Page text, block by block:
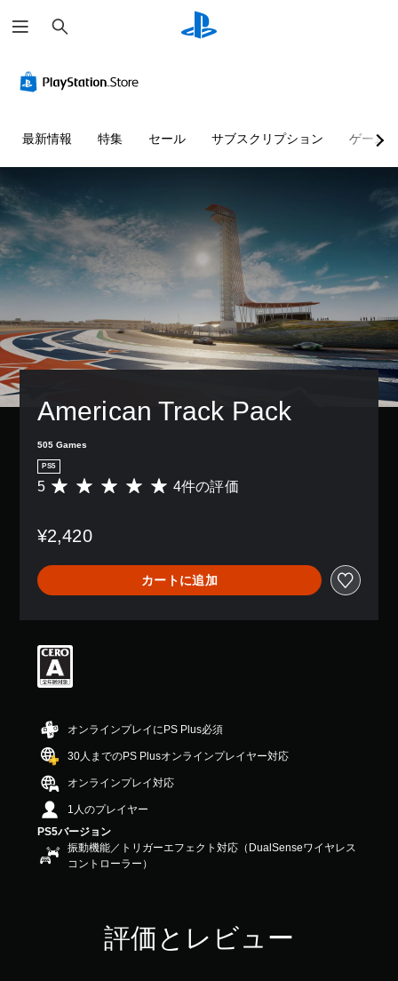
索
最新情報 特集 セール サブスクリプション ゲーム
American Track Pack
505 Games
PS5
評
は
、
平
均
は
段
の
で
す
5 4件の評価
¥2,420
カートに追加
オンラインプレイにPS Plus必須
30人までのPS Plusオンラインプレイヤー対応
オンラインプレイ対応
1人のプレイヤー
PS5バージョン
振動機能／トリガーエフェクト対応（DualSenseワイヤレス
コントローラー）
評価とレビュー